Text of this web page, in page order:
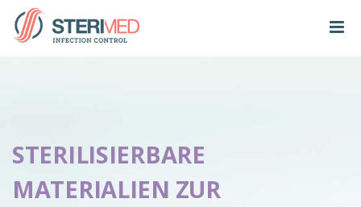
STERILISIERBARE
MATERIALIEN ZUR